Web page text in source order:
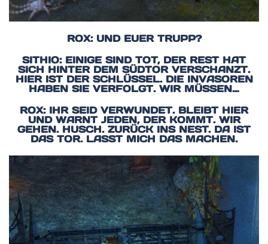
ROX: UND EUER TRUPP?
SITHIO: EINIGE SIND TOT, DER REST HAT
SICH HINTER DEM SÜDTOR VERSCHANZT.
HIER IST DER SCHLÜSSEL. DIE INVASOREN
HABEN SIE VERFOLGT. WIR MÜSSEN…
ROX: IHR SEID VERWUNDET. BLEIBT HIER
UND WARNT JEDEN, DER KOMMT. WIR
GEHEN. HUSCH. ZURÜCK INS NEST. DA IST
DAS TOR. LASST MICH DAS MACHEN.